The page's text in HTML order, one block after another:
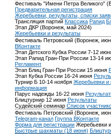
Фестиваль "Имени Петра Великого"
Предварительная регистрация
Жеребьевки, результаты, списки
Трансляция партий Классика Рапид
Этап ДКР (Воронеж, май 2024)
Жеребьевки и результаты
Фестиваль Петровский (Воронеж,
ВКонтакте
Этап Детского Кубка России 7-12
Этап Рапид Гран-При России 13-14
Регламент
Этап Блиц Гран-При России 15 июня
Этап Кубка России 16-24 июня
Турнир Б 10-14 ноября Жеребьевки и
информация
Парус надежды 16-22 июня
Блицтурнир 12 июня Результаты
Судейский семинар Список
Фестиваль Петровский (Воронеж,
Telegram-канал Группа ВКонтакте
Форма для регистрации Жеребьевки
Быстрые шахматы (18 июня)